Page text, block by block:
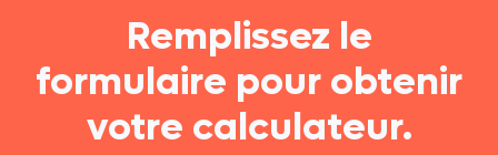
Remplissez le
formulaire pour obtenir
votre calculateur.